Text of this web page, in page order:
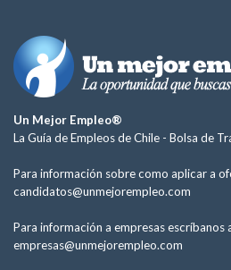
Un Mejor Empleo®
La Guía de Empleos de Chile - Bolsa de
Para información sobre como aplicar a
candidatos@unmejorempleo.com
Para información a empresas escríbanos
empresas@unmejorempleo.com